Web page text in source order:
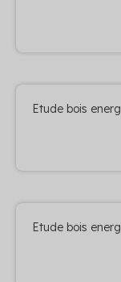
Etude bois
Etude bois